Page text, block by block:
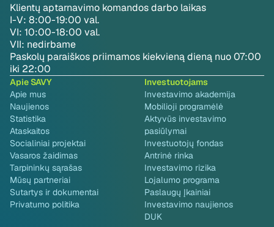
Klientų aptarnavimo komandos darbo laikas
I-V: 8:00-19:00 val.
VI: 10:00-18:00 val.
VII: nedirbame
Paskolų paraiškos priimamos kiekvieną dieną nuo 07:00
iki 22:00
Apie SAVY
Apie mus
Naujienos
Statistika
Ataskaitos
Socialiniai projektai
Vasaros žaidimas
Tarpininkų sąrašas
Mūsų partneriai
Sutartys ir dokumentai
Privatumo politika
Investuotojams
Investavimo akademija
Mobilioji programėlė
Aktyvūs investavimo
pasiūlymai
Investuotojų fondas
Antrinė rinka
Investavimo rizika
Lojalumo programa
Paslaugų Įkainiai
Investavimo naujienos
DUK